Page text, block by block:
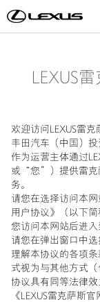
购车工具
车主服务
品牌天地
LEXUS
欢迎访问LEXUS雷
丰田汽车（中国）
作为运营主体通过
或“您”）提供雷克
务。
请您在选择访问本
用户协议》（以下
您访问本网站后进入
请您在弹出窗口中
理解本协议的各项
式视为与其他方式
协议具有同等法律效
《LEXUS雷克萨斯官